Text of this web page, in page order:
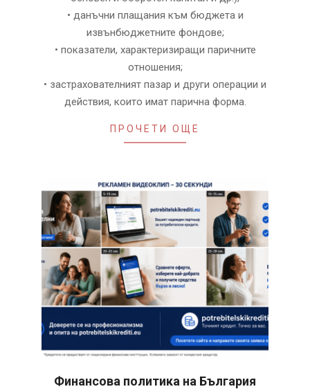
• данъчни плащания към бюджета и
извънбюджетните фондове;
• показатели, характеризиращи паричните
отношения;
• застрахователният пазар и други операции и
действия, които имат парична форма.
ПРОЧЕТИ ОЩЕ
Финансова политика на България